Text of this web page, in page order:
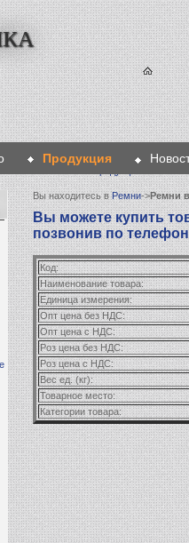
Продукция
Вы находитесь вРемни->Ремни
Вы можете купить
позвонив по
Код:
Наименование товара:
Единица измерения:
Опт цена без НДС:
Опт цена с НДС:
Роз цена без НДС:
Роз цена с НДС:
Вес ед. (кг):
Товарное место:
Категории товара: